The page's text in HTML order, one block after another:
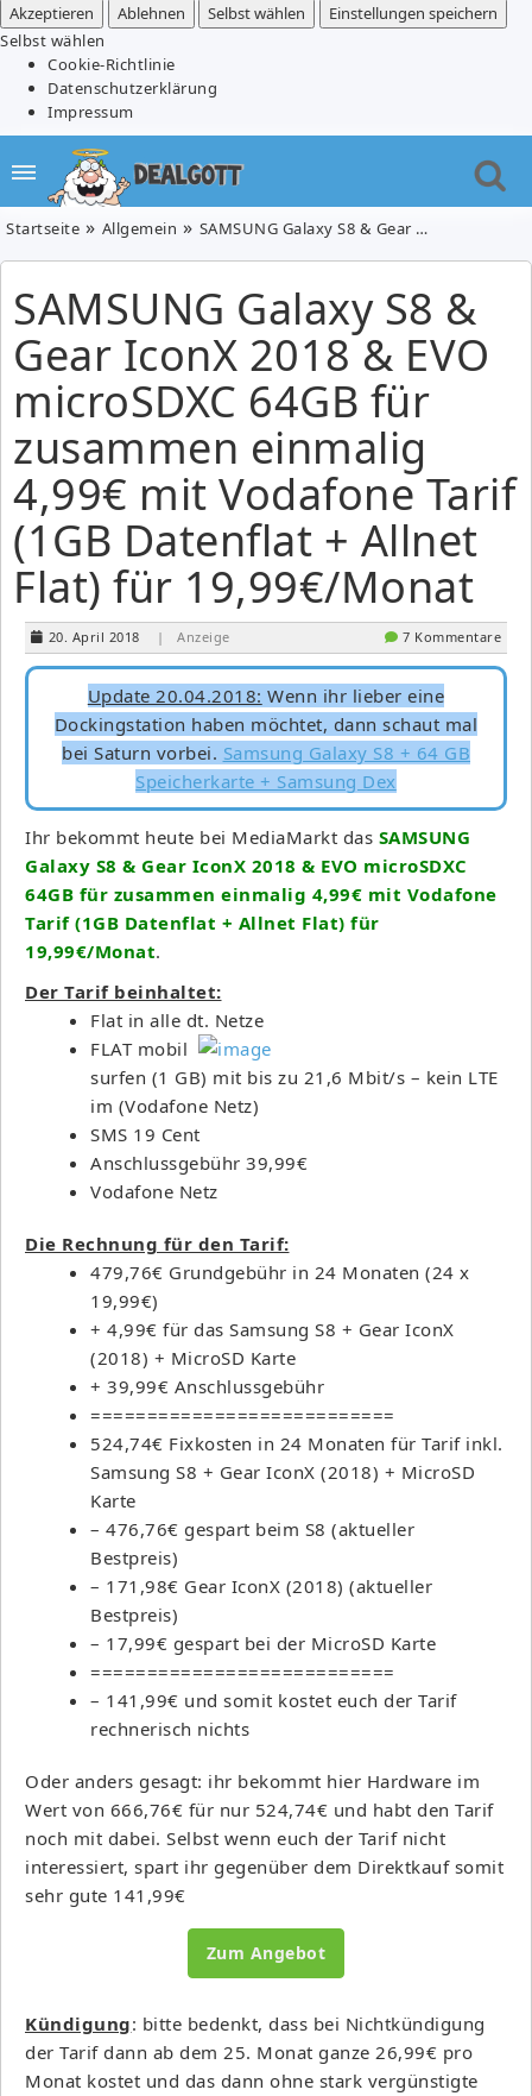
Akzeptieren
Ablehnen Selbst wählen
Einstellungen speichern
Selbst wählen
Cookie-Richtlinie
Datenschutzerklärung
Impressum
Startseite Allgemein SAMSUNG Galaxy S8 & Gear IconX 2018 & EVO microSDXC 64GB für zusammen einmalig 4,99€ mit Vodafone Tarif (1GB Datenflat + Allnet Flat) für 19,99€/Monat
SAMSUNG Galaxy S8 &
Gear IconX 2018 & EVO
microSDXC 64GB für
zusammen einmalig
4,99€ mit Vodafone Tarif
(1GB Datenflat + Allnet
Flat) für 19,99€/Monat
20. April 2018 | Anzeige 7 Kommentare
Update 20.04.2018: Wenn ihr lieber eine
Dockingstation haben möchtet, dann schaut mal
bei Saturn vorbei. Samsung Galaxy S8 + 64 GB
Speicherkarte + Samsung Dex
Ihr bekommt heute bei MediaMarkt das SAMSUNG
Galaxy S8 & Gear IconX 2018 & EVO microSDXC
64GB für zusammen einmalig 4,99€ mit Vodafone
Tarif (1GB Datenflat + Allnet Flat) für
19,99€/Monat.
Der Tarif beinhaltet:
Flat in alle dt. Netze
FLAT mobil
surfen (1 GB) mit bis zu 21,6 Mbit/s – kein LTE
im (Vodafone Netz)
SMS 19 Cent
Anschlussgebühr 39,99€
Vodafone Netz
Die Rechnung für den Tarif:
479,76€ Grundgebühr in 24 Monaten (24 x
19,99€)
+ 4,99€ für das Samsung S8 + Gear IconX
(2018) + MicroSD Karte
+ 39,99€ Anschlussgebühr
===========================
524,74€ Fixkosten in 24 Monaten für Tarif inkl.
Samsung S8 + Gear IconX (2018) + MicroSD
Karte
– 476,76€ gespart beim S8 (aktueller
Bestpreis)
– 171,98€ Gear IconX (2018) (aktueller
Bestpreis)
– 17,99€ gespart bei der MicroSD Karte
===========================
– 141,99€ und somit kostet euch der Tarif
rechnerisch nichts
Oder anders gesagt: ihr bekommt hier Hardware im
Wert von 666,76€ für nur 524,74€ und habt den Tarif
noch mit dabei. Selbst wenn euch der Tarif nicht
interessiert, spart ihr gegenüber dem Direktkauf somit
sehr gute 141,99€
Zum Angebot
Kündigung: bitte bedenkt, dass bei Nichtkündigung
der Tarif dann ab dem 25. Monat ganze 26,99€ pro
Monat kostet und das dann ohne stark vergünstigte